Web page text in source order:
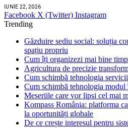
IUNIE 22, 2026
Facebook X (Twitter) Instagram
Trending
Găzduire sediu social: soluția
spațiu propriu
Cum îți organizezi mai bine
Agricultura de precizie
Cum schimbă tehnologia
Cum schimbă tehnologia modul
Meseriile care vor lipsi cel mai
Kompass România: platforma
la oportunități globale
De ce crește interesul pentru